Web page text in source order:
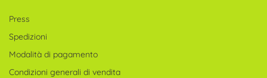
Press
Spedizioni
Modalità di pagamento
Condizioni generali di vendita